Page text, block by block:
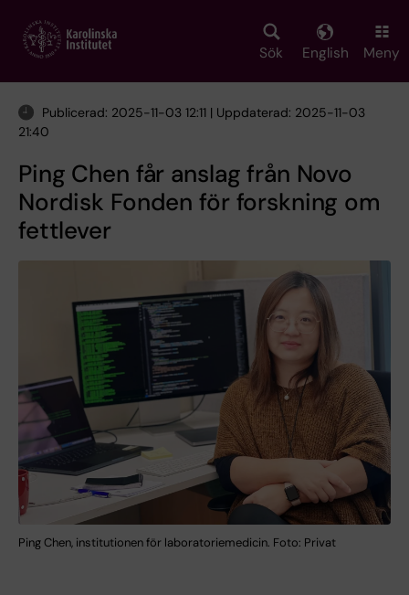
main
Sök English Meny
Publicerad: 2025-11-03 12:11 | Uppdaterad: 2025-11-03
21:40
Ping Chen får anslag från Novo
Nordisk Fonden för forskning om
fettlever
Ping Chen, institutionen för laboratoriemedicin. Foto: Privat